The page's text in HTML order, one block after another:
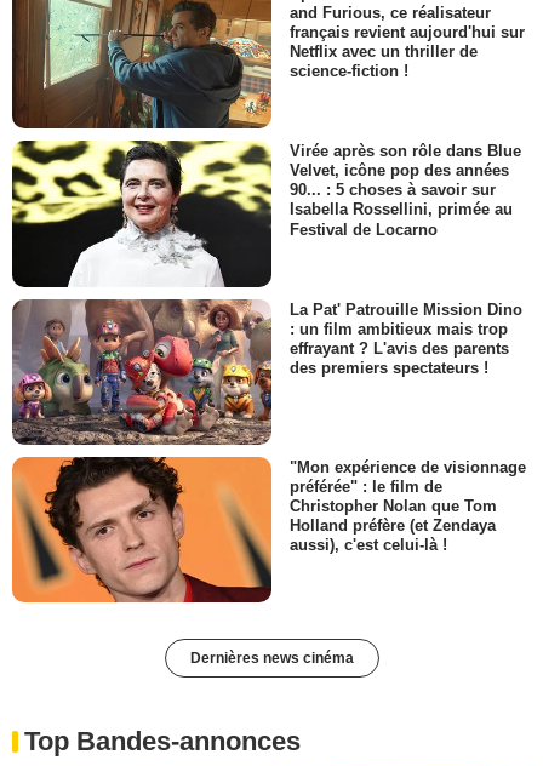
and Furious, ce réalisateur
français revient aujourd'hui sur
Netflix avec un thriller de
science-fiction !
Virée après son rôle dans Blue
Velvet, icône pop des années
90... : 5 choses à savoir sur
Isabella Rossellini, primée au
Festival de Locarno
La Pat' Patrouille Mission Dino
: un film ambitieux mais trop
effrayant ? L'avis des parents
des premiers spectateurs !
"Mon expérience de visionnage
préférée" : le film de
Christopher Nolan que Tom
Holland préfère (et Zendaya
aussi), c'est celui-là !
Dernières news cinéma
Top Bandes-annonces